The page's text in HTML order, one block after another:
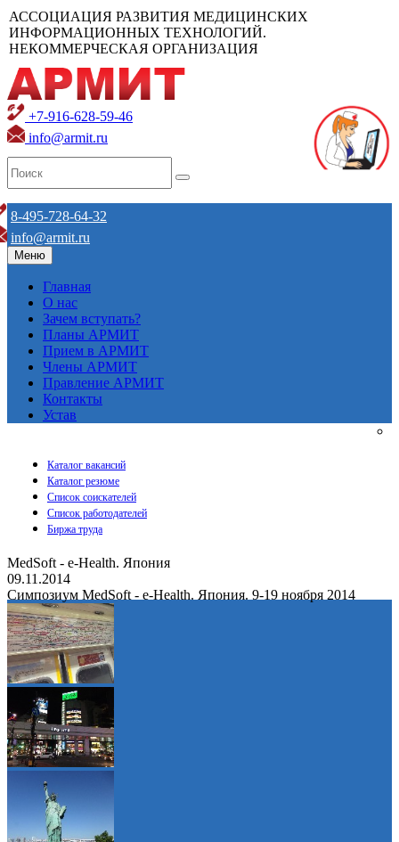
АССОЦИАЦИЯ РАЗВИТИЯ МЕДИЦИНСКИХ
ИНФОРМАЦИОННЫХ ТЕХНОЛОГИЙ.
НЕКОММЕРЧЕСКАЯ ОРГАНИЗАЦИЯ
+7-916-628-59-46
info@armit.ru
8-495-728-64-32
info@armit.ru
Меню
Главная
О нас
Зачем вступать?
Планы АРМИТ
Прием в АРМИТ
Члены АРМИТ
Правление АРМИТ
Контакты
Устав
Каталог вакансий
Каталог резюме
Список соискателей
Список работодателей
Биржа труда
MedSoft - e-Health. Япония
09.11.2014
Симпозиум MedSoft - e-Health. Япония. 9-19 ноября 2014